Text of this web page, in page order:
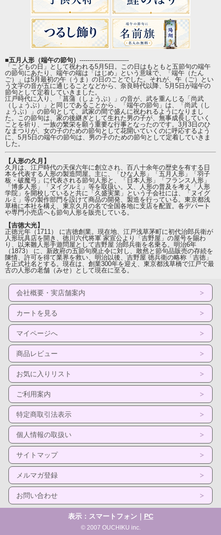
■五月人形（端午の節句） -------------------------
「こどもの日」として祝われる5月5日。この日はもともと五節句の端午
の節句にあたり、端午の端は「はじめ」という意味で、「端午（たん
ご）」は5月最初の午（うま）の日のことでした。それが、午（ご）とい
う文字の音が五に通じることなどから、奈良時代以降、5月5日が端午の
節句として定着していきました。
江戸時代に入り、「菖蒲（しょうぶ）」の音が、武を重んじる「尚武
（しょうぶ）」と同じであることから、「端午の節句」は、「尚武（し
ょうぶ）」の節句として、武家の間で盛んに祝われるようになりまし
た。この節句は、家の後継ぎとして生れた男の子が、無事成長していく
ことを祈り、一族の繁栄を願う重要な行事となったのです。3月3日のひ
なまつりが、女の子のための節句として花開いていくのに呼応するよう
に、5月5日の端午の節句は、男の子のための節句として定着していきま
した。
【人形の久月】
久月は、江戸時代の天保六年に創立され、百八十余年の歴史を有する日
本を代表する人形の製造問屋。主に、「ひな人形」「五月人形」「羽子
板・破魔弓」に代表される節句人形と、「日本人形」「フランス人形」
「博多人形」「ヌイグルミ」等を取扱い。又、人形の普及を考え「人形
学院」を開校していると共に「久盛実業」という子会社には、「ヌイグ
ルミ」等の製作部門を設けて商品の開発、製造を行っている。東京都浅
草橋に本社を構え、東京久月の名で全国各地に支店を配置。各デパート
や専門小売店へも節句人形を販売している。
【吉徳大光】
正徳元年（1711） に吉徳創業。現在地、江戸浅草茅町に初代治郎兵衛が
人形玩具店を開き、徳川六代将軍 家宣公より「吉野屋」の屋号を賜わ
り、以来雛人形手遊問屋として吉野屋 治郎兵衞を名乗る。明治6年
（1873） に、新政府の五節句廃止令に対し、敢然と節句品販売の存続を
陳情、許可を得て業界を救い、明治以後、吉野屋 徳兵衛の略称「吉徳」
を正式社名とする。現在は、創業300年を迎え、東京都浅草橋で江戸で最
古の人形の老舗（みせ）として現在に至る。
会社概要・実店舗案内
カートを見る
マイページへ
商品レビュー
お気に入りリスト
ご利用案内
特定商取引法表示
個人情報の取扱い
サイトマップ
メルマガ登録
お問い合わせ
表示：スマートフォン｜ PC
© 2007 OUCHIKU inc.